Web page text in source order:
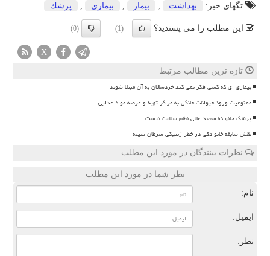
تگهای خبر:
بهداشت بیمار بیماری پزشك
این مطلب را می پسندید؟ (1)
(0)
X
تازه ترین مطالب مرتبط
بیماری ای که کسی فکر نمی کند خردسالان به آن مبتلا شوند
ممنوعیت ورود حیوانات خانگی به مراکز تهیه و عرضه مواد غذایی
پزشک خانواده مقصد غائی نظام سلامت نیست
نقش سابقه خانوادگی در خطر ژنتیکی سرطان سینه
نظرات بینندگان در مورد این مطلب
نظر شما در مورد این مطلب
نام:
ایمیل:
نظر: